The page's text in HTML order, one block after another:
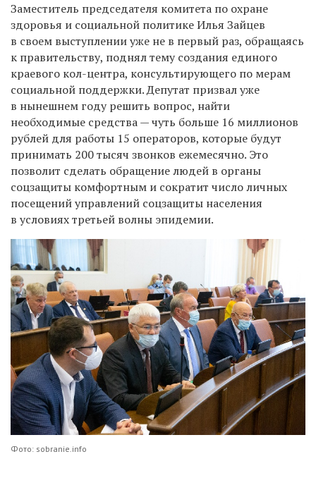
Заместитель председателя комитета по охране
здоровья и социальной политике Илья Зайцев
в своем выступлении уже не в первый раз, обращаясь
к правительству, поднял тему создания единого
краевого кол-центра, консультирующего по мерам
социальной поддержки. Депутат призвал уже
в нынешнем году решить вопрос, найти
необходимые средства — чуть больше 16 миллионов
рублей для работы 15 операторов, которые будут
принимать 200 тысяч звонков ежемесячно. Это
позволит сделать обращение людей в органы
соцзащиты комфортным и сократит число личных
посещений управлений соцзащиты населения
в условиях третьей волны эпидемии.
Фото: sobranie.info